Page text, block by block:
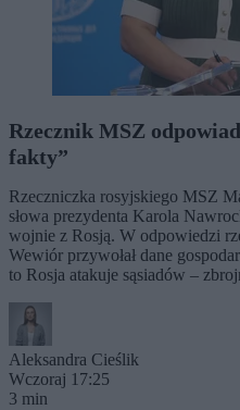
Rzecznik MSZ
fakty”
Rzeczniczka rosyjskiego MSZ
słowa prezydenta Karola
wojnie z Rosją. W odpowiedzi
Wewiór przywołał dane
to Rosja atakuje sąsiadów –
Aleksandra Cieślik
Wczoraj 17:25
3 min